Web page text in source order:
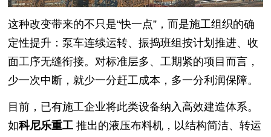
这种改变带来的不只是“快一点”，而是施工组织的确
定性提升：泵车连续运转、振捣班组按计划推进、收
面工序无缝衔接。对标准层多、工期紧的项目而言，
少一次中断，就少一分赶工成本，多一分利润保障。
目前，已有施工企业将此类设备纳入高效建造体系。
如科尼乐重工 推出的液压布料机，以结构简洁、转运